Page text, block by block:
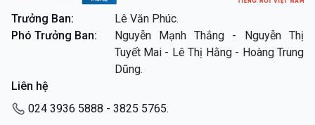
Podcast
Góc nhìn VOV1
Bình luận
Trưởng Ban:
Lê Văn Phúc.
Phó Trưởng Ban:
Nguyễn Mạnh Thắng - Nguyễn Thị
Tuyết Mai - Lê Thị Hằng - Hoàng Trung
Dũng.
Liên hệ
024 3936 5888 - 3825 5765.